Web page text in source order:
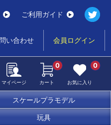
ご利用ガイド
い合わせ 会員ログイン
マイページ カート
0
お気に入り
0
スケールプラモデル
玩具